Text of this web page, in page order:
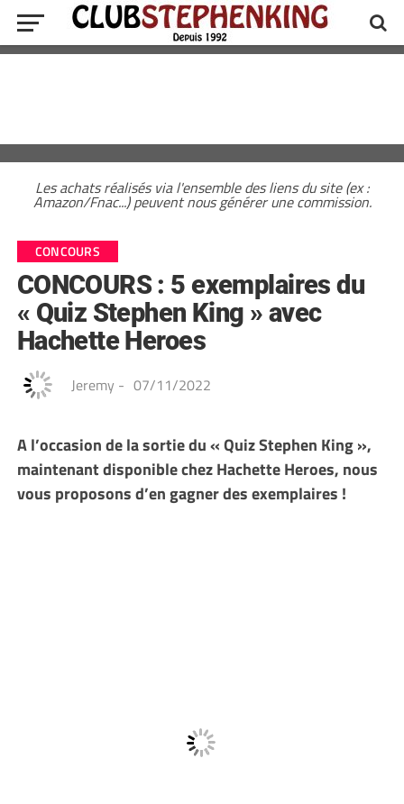
Les achats réalisés via l'ensemble des liens du site (ex :
Amazon/Fnac...) peuvent nous générer une commission.
CONCOURS
CONCOURS : 5 exemplaires du
« Quiz Stephen King » avec
Hachette Heroes
Jeremy - 07/11/2022
A l’occasion de la sortie du « Quiz Stephen King »,
maintenant disponible chez Hachette Heroes, nous
vous proposons d’en gagner des exemplaires !